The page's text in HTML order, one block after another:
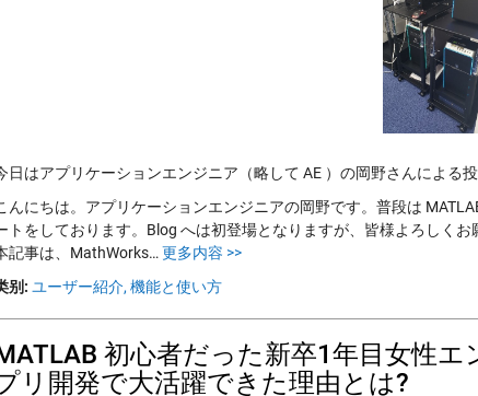
日はアプリケーションエンジニア（略して AE ）の岡野さんによる投
んにちは。アプリケーションエンジニアの岡野です。普段は
トをしております。Blog へは初登場となりますが、皆様よろしくお
記事は、MathWorks… 更多内容 >>
别: ユーザー紹介, 機能と使い方
初心者だった新卒1年目女性
リ開発で大活躍できた理由とは?